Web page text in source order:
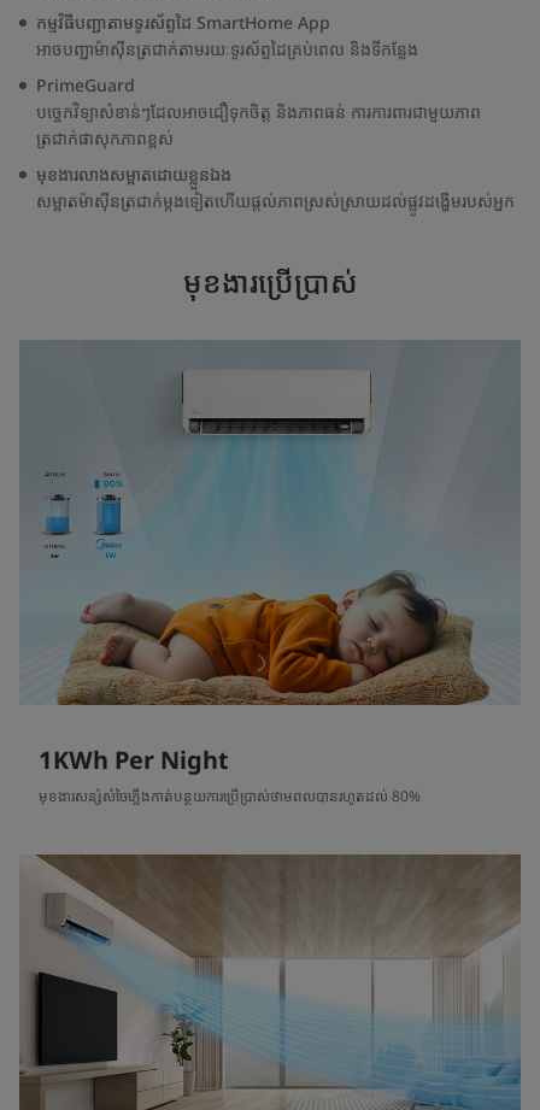
កម្មវិធីបញ្ជាតាមទូរស័ព្ទដៃ SmartHome App
អាចបញ្ជាម៉ាស៊ីនត្រជាក់តាមរយៈទូរស័ព្ទដៃគ្រប់ពេល និងទីកន្លែង
PrimeGuard
បច្ចេកវិទ្យាសំខាន់ៗដែលអាចជឿទុកចិត្ត និងភាពធន់ ការការពារជាមួយភាព
ត្រជាក់ផាសុកភាពខ្ពស់
មុខងារលាងសម្អាតដោយខ្លួនឯង
សម្អាតម៉ាស៊ីនត្រជាក់ម្តងទៀតហើយផ្តល់ភាពស្រស់ស្រាយដល់ផ្លូវដង្ហើមរបស់អ្នក
មុខងារប្រើប្រាស់
1KWh Per Night
មុខងារសន្សំសំចៃភ្លើងកាត់បន្ថយការប្រើប្រាស់ថាមពលបានរហូតដល់ 80%